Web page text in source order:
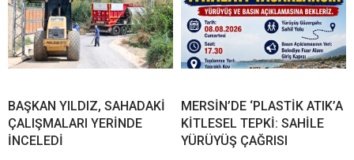
BAŞKAN YILDIZ, SAHADAKİ
ÇALIŞMALARI YERİNDE
İNCELEDİ
MERSİN’DE ‘PLASTİK ATIK’A
KİTLESEL TEPKİ: SAHİLE
YÜRÜYÜŞ ÇAĞRISI